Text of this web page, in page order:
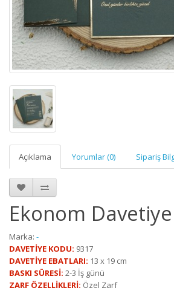
Açıklama Yorumlar (0) Sipariş
Ekonom
Marka: -
DAVETİYE KODU: 9317
DAVETİYE EBATLARI: 13 x 19 cm
BASKI SÜRESİ: 2-3 İş günü
ZARF ÖZELLİKLERİ: Özel Zarf